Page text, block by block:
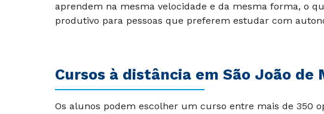
aprendem na mesma velocidade e da mesma forma, o
produtivo para pessoas que preferem estudar com
Cursos à distância em São João de
Os alunos podem escolher um curso entre mais de 350